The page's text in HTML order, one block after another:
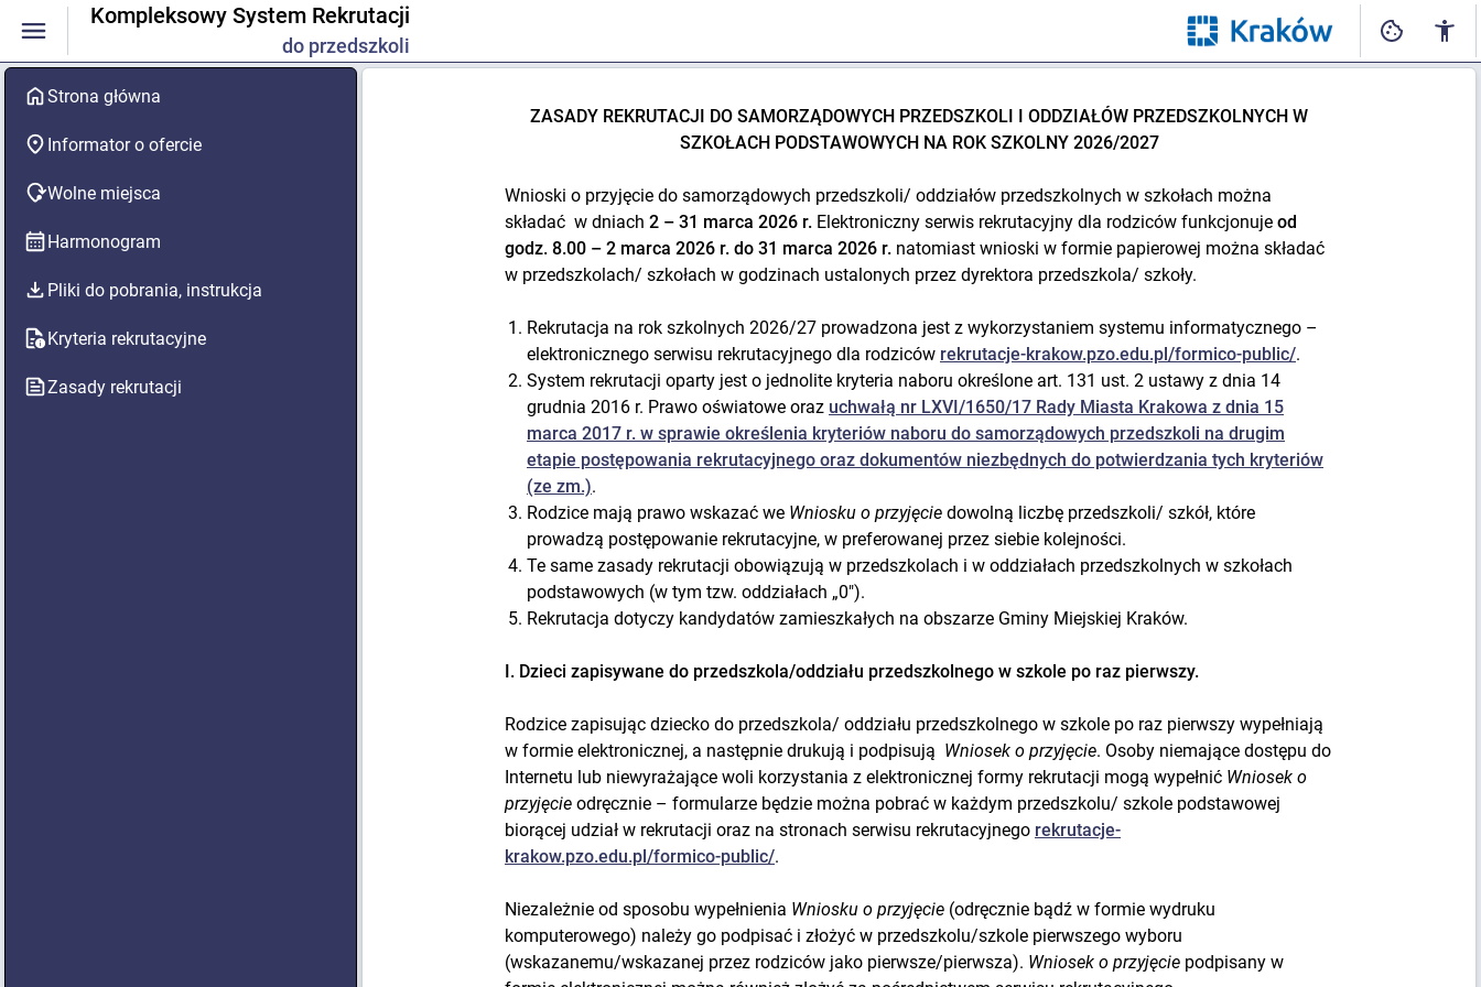
Kompleksowy System Rekrutacji
do przedszkoli
Strona główna
Informator o ofercie
Wolne miejsca
Harmonogram
Pliki do pobrania, instrukcja
Kryteria rekrutacyjne
Zasady rekrutacji
ZASADY REKRUTACJI DO SAMORZĄDOWYCH PRZEDSZKOLI I ODDZIAŁÓW PRZEDSZKOLNYCH W
SZKOŁACH PODSTAWOWYCH NA ROK SZKOLNY 2026/2027
Wnioski o przyjęcie do samorządowych przedszkoli/ oddziałów przedszkolnych w szkołach można
składać w dniach 2 – 31 marca 2026 r. Elektroniczny serwis rekrutacyjny dla rodziców funkcjonuje od
godz. 8.00 – 2 marca 2026 r. do 31 marca 2026 r. natomiast wnioski w formie papierowej można składać
w przedszkolach/ szkołach w godzinach ustalonych przez dyrektora przedszkola/ szkoły.
Rekrutacja na rok szkolnych 2026/27 prowadzona jest z wykorzystaniem systemu informatycznego –
elektronicznego serwisu rekrutacyjnego dla rodziców rekrutacje-krakow.pzo.edu.pl/formico-public/.
System rekrutacji oparty jest o jednolite kryteria naboru określone art. 131 ust. 2 ustawy z dnia 14
grudnia 2016 r. Prawo oświatowe oraz uchwałą nr LXVI/1650/17 Rady Miasta Krakowa z dnia 15
marca 2017 r. w sprawie określenia kryteriów naboru do samorządowych przedszkoli na drugim
etapie postępowania rekrutacyjnego oraz dokumentów niezbędnych do potwierdzania tych kryteriów
(ze zm.).
Rodzice mają prawo wskazać we Wniosku o przyjęcie dowolną liczbę przedszkoli/ szkół, które
prowadzą postępowanie rekrutacyjne, w preferowanej przez siebie kolejności.
Te same zasady rekrutacji obowiązują w przedszkolach i w oddziałach przedszkolnych w szkołach
podstawowych (w tym tzw. oddziałach „0").
Rekrutacja dotyczy kandydatów zamieszkałych na obszarze Gminy Miejskiej Kraków.
I. Dzieci zapisywane do przedszkola/oddziału przedszkolnego w szkole po raz pierwszy.
Rodzice zapisując dziecko do przedszkola/ oddziału przedszkolnego w szkole po raz pierwszy wypełniają
w formie elektronicznej, a następnie drukują i podpisują Wniosek o przyjęcie. Osoby niemające dostępu do
Internetu lub niewyrażające woli korzystania z elektronicznej formy rekrutacji mogą wypełnić Wniosek o
przyjęcie odręcznie – formularze będzie można pobrać w każdym przedszkolu/ szkole podstawowej
biorącej udział w rekrutacji oraz na stronach serwisu rekrutacyjnego rekrutacje-
krakow.pzo.edu.pl/formico-public/.
Niezależnie od sposobu wypełnienia Wniosku o przyjęcie (odręcznie bądź w formie wydruku
komputerowego) należy go podpisać i złożyć w przedszkolu/szkole pierwszego wyboru
(wskazanemu/wskazanej przez rodziców jako pierwsze/pierwsza). Wniosek o przyjęcie podpisany w